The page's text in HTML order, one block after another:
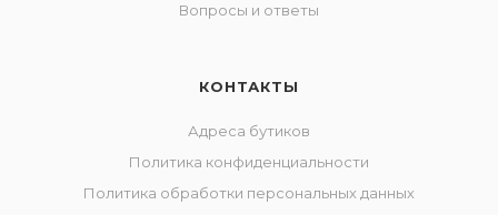
Вопросы и ответы
КОНТАКТЫ
Адреса бутиков
Политика конфиденциальности
Политика обработки персональных данных